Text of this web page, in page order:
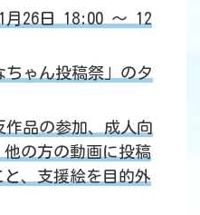
月26日 18:00 ～ 12
ちゃん投稿祭」のタ
作品の参加、成人向
の方の動画に投稿
、支援絵を目的外